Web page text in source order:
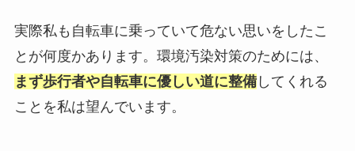
実際私も自転車に乗っていて危ない思いをしたこ
とが何度かあります。環境汚染対策のためには、
まず歩行者や自転車に優しい道に整備してくれる
ことを私は望んでいます。